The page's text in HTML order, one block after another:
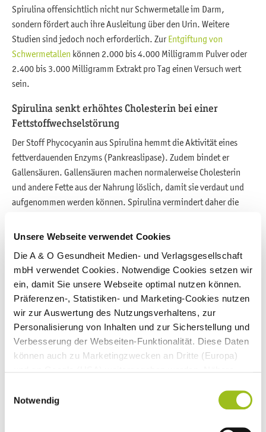
Unsere Webseite verwendet Cookies
Die A & O Gesundheit Medien- und Verlagsgesellschaft
mbH verwendet Cookies. Notwendige Cookies setzen wir
ein, damit Sie unsere Webseite optimal nutzen können.
Präferenzen-, Statistiken- und Marketing-Cookies nutzen
wir zur Auswertung des Nutzungsverhaltens, zur
Personalisierung von Inhalten und zur Sicherstellung und
Verbesserung der Webseiten-Funktionalität. Diese Daten
können auch zu Marketingzwecken an Dritte (Europa)
unserenDatenschutzhinweisen Impressum
Notwendig
Spirulina offensichtlich nicht nur Schwermetalle im Darm,
sondern fördert auch ihre Ausleitung über den Urin. Weitere
Studien sind jedoch noch erforderlich. ZurEntgiftung von
Schwermetallen können 2.000 bis 4.000 Milligramm Pulver oder
2.400 bis 3.000 Milligramm Extrakt pro Tag einen Versuch wert
sein.
Spirulina senkt erhöhtes Cholesterin bei einer
Fettstoffwechselstörung
Der Stoff Phycocyanin aus Spirulina hemmt die Aktivität eines
fettverdauenden Enzyms (Pankreaslipase). Zudem bindet er
Gallensäuren. Gallensäuren machen normalerweise Cholesterin
und andere Fette aus der Nahrung löslich, damit sie verdaut und
aufgenommen werden können. Spirulina vermindert daher die
dem Essen weniger an. Darüber hinaus werden Gallensäuren durch
Das Gute daran ist: Der Körper muss Gallensäure ersetzen und
verbraucht dazu Cholesterin aus dem Blut. Der Spiegel an
Cholesterin sinkt auf natürliche Weise.
Mehrere Übersichtsarbeiten belegen, dass Spirulina dieFettwerte
im Blutbei Menschen senkt. Das galt fürTriglyceridesowie
Gesamt- und LDL-Cholesterin. Auch hatte Spirulina eine
antioxidative und entzündungshemmende Wirkung. Dies könnte
dieser Übersichten wurde durch Spirulina zusätzlich das nützliche
HDL-Cholesterin angehoben.